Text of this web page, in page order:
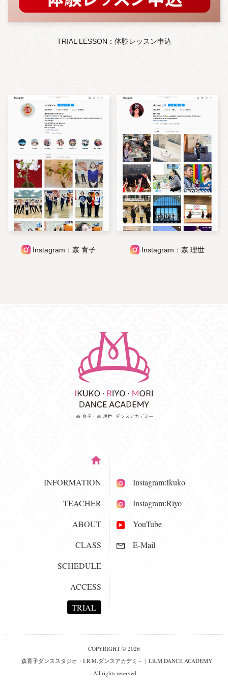
TRIAL LESSON：体験レッスン申込
Instagram：森 育子 Instagram：森 理世
INFORMATION
TEACHER
ABOUT
CLASS
SCHEDULE
ACCESS
TRIAL
Instagram:Ikuko
Instagram:Riyo
YouTube
E-Mail
COPYRIGHT © 2026
森育子ダンススタジオ・I.R.M.ダンスアカデミ－｜I.R.M.DANCE ACADEMY
. All rights reserved.